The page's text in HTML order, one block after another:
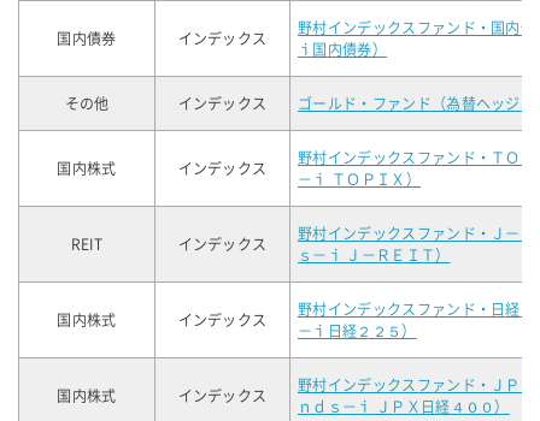
国内債券 インデックス
野村インデックスファンド・国内
ｉ国内債券）
その他 インデックス ゴールド・ファンド（為替ヘッジな
国内株式 インデックス
野村インデックスファンド・ＴＯ
－ｉ ＴＯＰＩＸ）
REIT インデックス
野村インデックスファンド・Ｊ－
ｓ－ｉ Ｊ－ＲＥＩＴ）
国内株式 インデックス
野村インデックスファンド・日経
－ｉ日経２２５）
国内株式 インデックス
野村インデックスファンド・ＪＰ
ｎｄｓ－ｉ ＪＰＸ日経４００）